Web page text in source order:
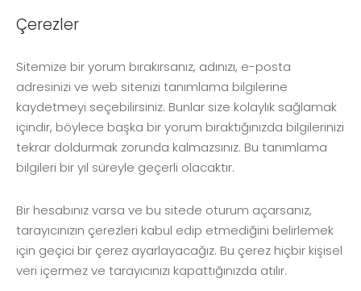
Çerezler
Sitemize bir yorum bırakırsanız, adınızı, e-posta
adresinizi ve web sitenizi tanımlama bilgilerine
kaydetmeyi seçebilirsiniz. Bunlar size kolaylık sağlamak
içindir, böylece başka bir yorum bıraktığınızda bilgilerinizi
tekrar doldurmak zorunda kalmazsınız. Bu tanımlama
bilgileri bir yıl süreyle geçerli olacaktır.
Bir hesabınız varsa ve bu sitede oturum açarsanız,
tarayıcınızın çerezleri kabul edip etmediğini belirlemek
için geçici bir çerez ayarlayacağız. Bu çerez hiçbir kişisel
veri içermez ve tarayıcınızı kapattığınızda atılır.